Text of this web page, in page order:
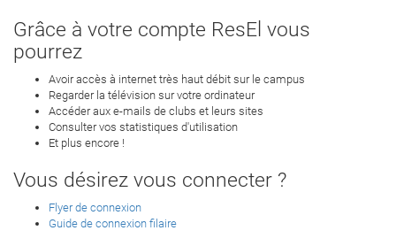
Grâce à votre compte ResEl vous
pourrez
Avoir accès à internet très haut débit sur le campus
Regarder la télévision sur votre ordinateur
Accéder aux e-mails de clubs et leurs sites
Consulter vos statistiques d'utilisation
Et plus encore !
Vous désirez vous connecter ?
Flyer de connexion
Guide de connexion filaire